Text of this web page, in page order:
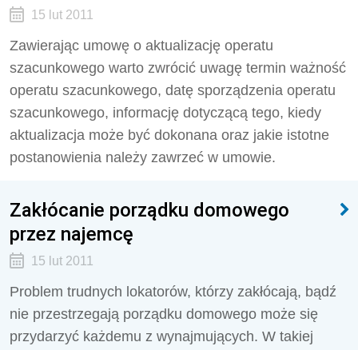
15 lut 2011
Zawierając umowę o aktualizację operatu
szacunkowego warto zwrócić uwagę termin ważność
operatu szacunkowego, datę sporządzenia operatu
szacunkowego, informację dotyczącą tego, kiedy
aktualizacja może być dokonana oraz jakie istotne
postanowienia należy zawrzeć w umowie.
Zakłócanie porządku domowego
przez najemcę
15 lut 2011
Problem trudnych lokatorów, którzy zakłócają, bądź
nie przestrzegają porządku domowego może się
przydarzyć każdemu z wynajmujących. W takiej